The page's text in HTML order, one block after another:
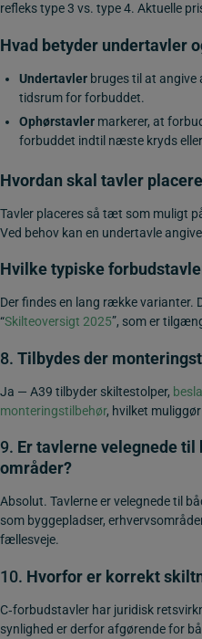
refleks type 3 vs. type 4. Aktuelle
Hvad betyder undertavler
Undertavler bruges til at
tidsrum for forbuddet.
Ophørstavler markerer, at
forbuddet indtil næste kryds
Hvordan skal tavler
Tavler placeres så tæt som muligt
Ved behov kan en undertavle
Hvilke typiske
Der findes en lang række varianter.
“Skilteoversigt 2025”, som er
8. Tilbydes der
Ja — A39 tilbyder skiltestolper,
monteringstilbehør, hvilket
9. Er tavlerne velegnede
områder?
Absolut. Tavlerne er velegnede til
som byggepladser,
fællesveje.
10. Hvorfor er korrekt
C‑forbudstavler har juridisk
synlighed er derfor afgørende for